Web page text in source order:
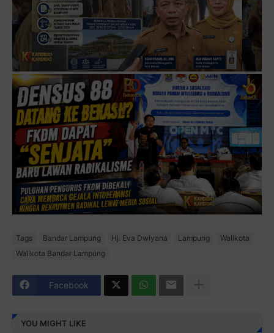
Tags Bandar Lampung Hj. Eva Dwiyana Lampung
Walikota
Walikota Bandar Lampung
Facebook
YOU MIGHT LIKE